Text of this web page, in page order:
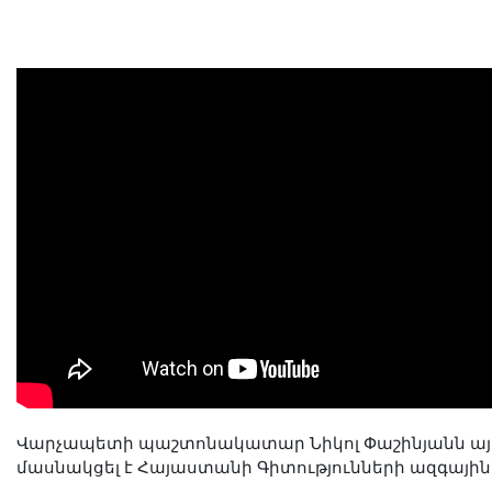
«Գիտություն» թերթ
«Գիտության աշխարհում»
հանդես
Հրապարակումներ
Վարչապետի պաշտոնակատար Նիկոլ Փաշինյանն
մասնակցել է Հայաստանի Գիտությունների